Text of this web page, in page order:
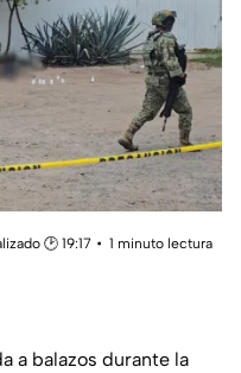
🕑 19:17
1 minuto lectura
a balazos durante la